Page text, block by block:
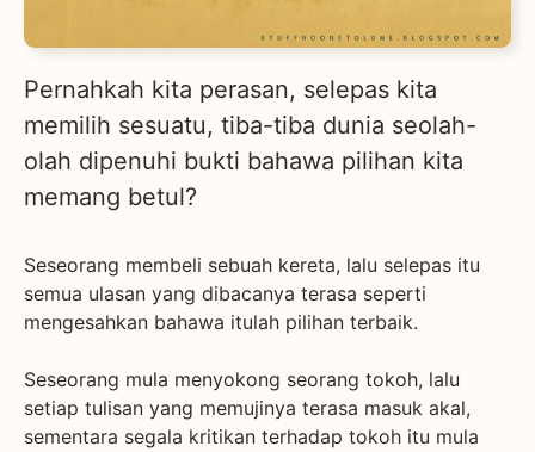
Pernahkah kita perasan, selepas kita
memilih sesuatu, tiba-tiba dunia seolah-
olah dipenuhi bukti bahawa pilihan kita
memang betul?
Seseorang membeli sebuah kereta, lalu selepas itu
semua ulasan yang dibacanya terasa seperti
mengesahkan bahawa itulah pilihan terbaik.
Seseorang mula menyokong seorang tokoh, lalu
setiap tulisan yang memujinya terasa masuk akal,
sementara segala kritikan terhadap tokoh itu mula